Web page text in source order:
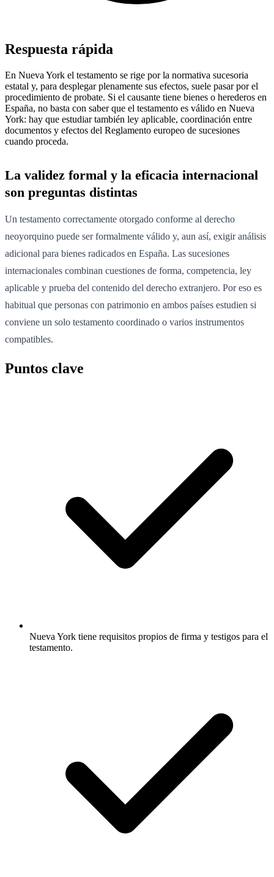
Respuesta rápida
En Nueva York el testamento se rige por la normativa sucesoria
estatal y, para desplegar plenamente sus efectos, suele pasar por el
procedimiento de probate. Si el causante tiene bienes o herederos en
España, no basta con saber que el testamento es válido en Nueva
York: hay que estudiar también ley aplicable, coordinación entre
documentos y efectos del Reglamento europeo de sucesiones
cuando proceda.
La validez formal y la eficacia internacional
son preguntas distintas
Un testamento correctamente otorgado conforme al derecho
neoyorquino puede ser formalmente válido y, aun así, exigir análisis
adicional para bienes radicados en España. Las sucesiones
internacionales combinan cuestiones de forma, competencia, ley
aplicable y prueba del contenido del derecho extranjero. Por eso es
habitual que personas con patrimonio en ambos países estudien si
conviene un solo testamento coordinado o varios instrumentos
compatibles.
Puntos clave
Nueva York tiene requisitos propios de firma y testigos para el
testamento.